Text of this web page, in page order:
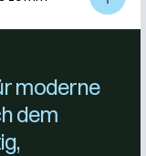
moderne
dem